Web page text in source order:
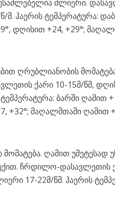
ძლიერი.
მ. ჰაერის ტემპერატურა:
დღისით +24, +29°;
ღრუბლიანობის
ქარი 10-15მ/წმ,
ბარში ღამით
+32°; მაღალმთაში ღამით
ღამით უმეტესად
ჩრდილო-დასავლეთის
17-22მ/წმ. ჰაერის